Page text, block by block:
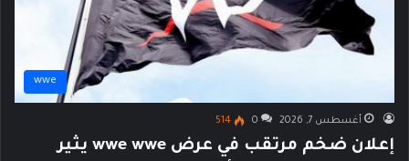
wwe
أغسطس 7, 2026 0
514
إعلان ضخم مرتقب في عرض wwe wwe يثير